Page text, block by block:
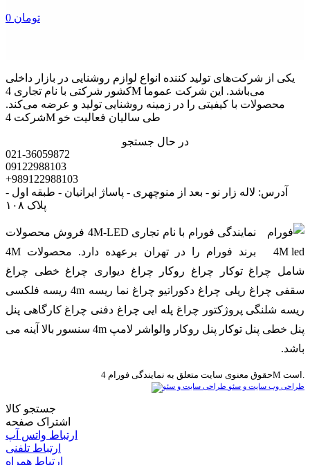
0 تومان
یکی از شرکت‌های تولید کننده انواع لوازم روشنایی در بازار داخلی
کشور شرکتی با نام تجاری 4M می‌باشد. این شرکت عموما
محصولات با کیفیتی را در زمینه روشنایی تولید و عرضه می‌کند.
شرکت 4M طی سالیان فعالیت خو
در حال جستجو
021-36059872
09122988103
+989122988103
آدرس: لاله زار نو - بعد از منوچهری - پاساژ ایرانیان - طبقه اول -
پلاک ۱۰۸
نمایندگی فورام با نام تجاری 4M-LED فروش محصولات
برند فورام را در تهران برعهده دارد. محصولات 4M
شامل چراغ توکار چراغ روکار چراغ دیواری چراغ خطی چراغ
سقفی چراغ ریلی چراغ دکوراتیو چراغ نما ریسه 4m ریسه فلکسی
ریسه شلنگی پروژکتور چراغ پله ایی چراغ دفنی چراغ کارگاهی پنل
پنل خطی پنل توکار پنل روکار والواشر لامپ 4m سنسور بالا آینه می
باشد.
طراحی وب سایت و سئو
جستجو کالا
اشتراک صفحه
ارتباط واتس آپ
ارتباط تلفنی
ارتباط همراه